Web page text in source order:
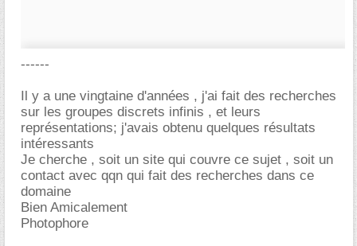
------
Il y a une vingtaine d'années , j'ai fait des recherches
sur les groupes discrets infinis , et leurs
représentations; j'avais obtenu quelques résultats
intéressants
Je cherche , soit un site qui couvre ce sujet , soit un
contact avec qqn qui fait des recherches dans ce
domaine
Bien Amicalement
Photophore